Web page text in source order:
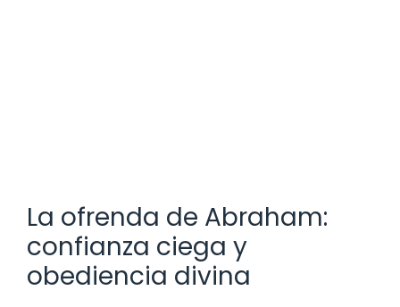
La ofrenda de Abraham:
confianza ciega y
obediencia divina